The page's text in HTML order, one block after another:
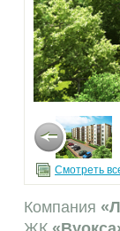
Смотреть
Компания